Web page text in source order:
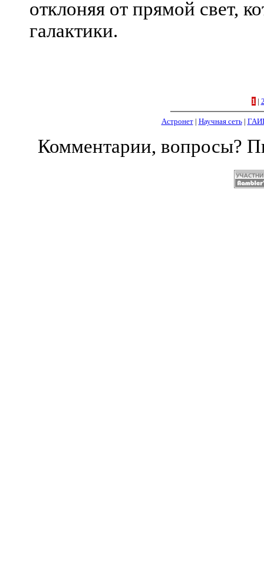
отклоняя от прямой свет,
галактики.
1 |
Астронет| Научная сеть|
Комментарии, вопросы?